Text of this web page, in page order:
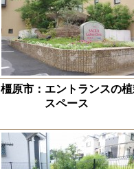
橿原市：エントランスの
スペース